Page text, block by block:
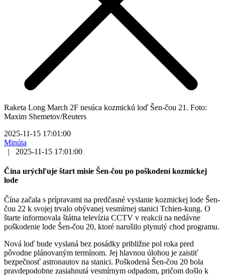
Raketa Long March 2F nesúca kozmickú loď Šen-čou 21. Foto:
Maxim Shemetov/Reuters
2025-11-15 17:01:00
Minúta
|
2025-11-15 17:01:00
Čína urýchľuje štart misie Šen-čou po poškodení kozmickej
lode
Čína začala s prípravami na predčasné vyslanie kozmickej lode Šen-
čou 22 k svojej trvalo obývanej vesmírnej stanici Tchien-kung. O
štarte informovala štátna televízia CCTV v reakcii na nedávne
poškodenie lode Šen-čou 20, ktoré narušilo plynulý chod programu.
Nová loď bude vyslaná bez posádky približne pol roka pred
pôvodne plánovaným termínom. Jej hlavnou úlohou je zaistiť
bezpečnosť astronautov na stanici. Poškodená Šen-čou 20 bola
pravdepodobne zasiahnutá vesmírnym odpadom, pričom došlo k